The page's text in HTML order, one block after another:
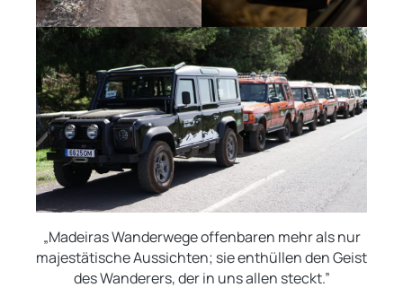
„Madeiras Wanderwege offenbaren mehr als nur
majestätische Aussichten; sie enthüllen den Geist
des Wanderers, der in uns allen steckt.”